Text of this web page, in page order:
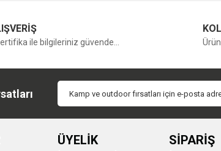
ile bilgileriniz güvende...
ÜYELİK
SİPARİŞ